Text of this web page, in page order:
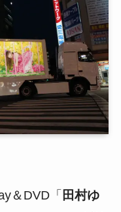
＆DVD「 田村ゆ